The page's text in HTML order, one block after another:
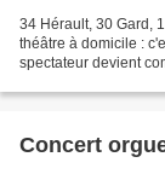
34 Hérault, 30 Gard,
théâtre à domicile :
spectateur devient
Concert